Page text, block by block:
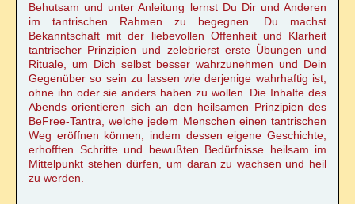
Behutsam und unter Anleitung lernst Du Dir und Anderen
im tantrischen Rahmen zu begegnen. Du machst
Bekanntschaft mit der liebevollen Offenheit und Klarheit
tantrischer Prinzipien und zelebrierst erste Übungen und
Rituale, um Dich selbst besser wahrzunehmen und Dein
Gegenüber so sein zu lassen wie derjenige wahrhaftig ist,
ohne ihn oder sie anders haben zu wollen. Die Inhalte des
Abends orientieren sich an den heilsamen Prinzipien des
BeFree-Tantra, welche jedem Menschen einen tantrischen
Weg eröffnen können, indem dessen eigene Geschichte,
erhofften Schritte und bewußten Bedürfnisse heilsam im
Mittelpunkt stehen dürfen, um daran zu wachsen und heil
zu werden.